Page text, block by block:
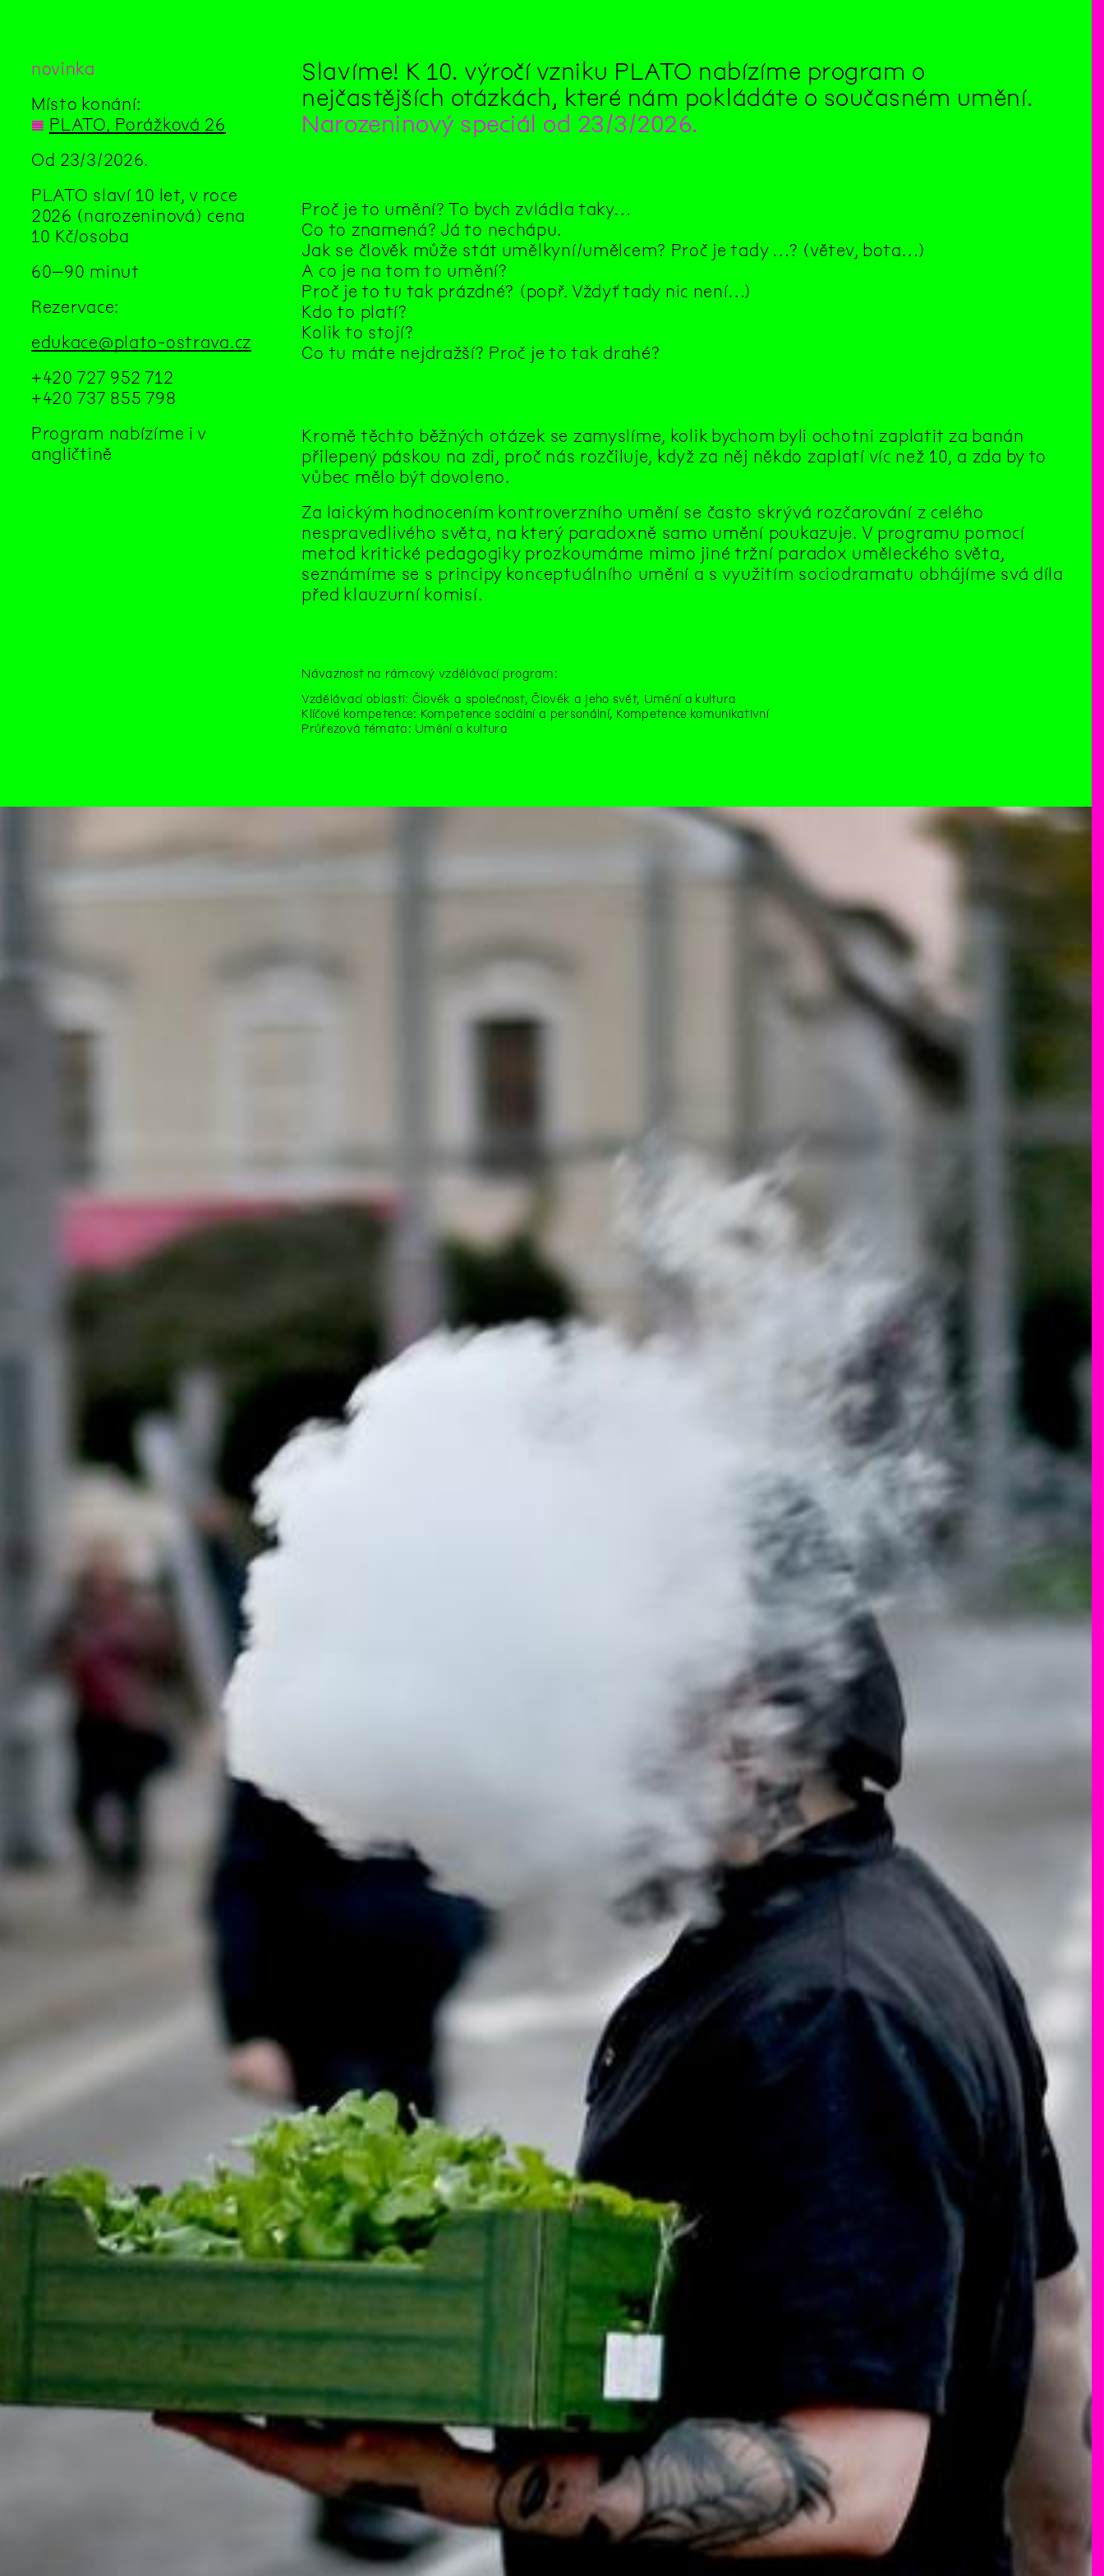
novinka
Místo konání:
◊ PLATO, Porážková 26
Od 23/3/2026.
PLATO slaví 10 let, v roce
2026 (narozeninová) cena
10 Kč/osoba
60–90 minut
Rezervace:
edukace@plato-ostrava.cz
+420 727 952 712
+420 737 855 798
Program nabízíme i v
angličtině
Slavíme! K 10. výročí vzniku PLATO nabízíme program o
nejčastějších otázkách, které nám pokládáte o současném umění.
Narozeninový speciál od 23/3/2026.
Proč je to umění? To bych zvládla taky…
Co to znamená? Já to nechápu.
Jak se člověk může stát umělkyní/umělcem? Proč je tady …? (větev, bota…)
A co je na tom to umění?
Proč je to tu tak prázdné? (popř. Vždyť tady nic není…)
Kdo to platí?
Kolik to stojí?
Co tu máte nejdražší? Proč je to tak drahé?
Kromě těchto běžných otázek se zamyslíme, kolik bychom byli ochotni zaplatit za banán
přilepený páskou na zdi, proč nás rozčiluje, když za něj někdo zaplatí víc než 10, a zda by to
vůbec mělo být dovoleno.
Za laickým hodnocením kontroverzního umění se často skrývá rozčarování z celého
nespravedlivého světa, na který paradoxně samo umění poukazuje. V programu pomocí
metod kritické pedagogiky prozkoumáme mimo jiné tržní paradox uměleckého světa,
seznámíme se s principy konceptuálního umění a s využitím sociodramatu obhájíme svá díla
před klauzurní komisí.
Návaznost na rámcový vzdělávací program:
Vzdělávací oblasti: Člověk a společnost, Člověk a jeho svět, Umění a kultura
Klíčové kompetence: Kompetence sociální a personální, Kompetence komunikativní
Průřezová témata: Umění a kultura